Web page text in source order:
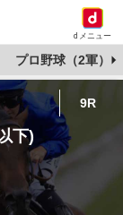
dメニュー
プロ野球（2軍）
9R
下)